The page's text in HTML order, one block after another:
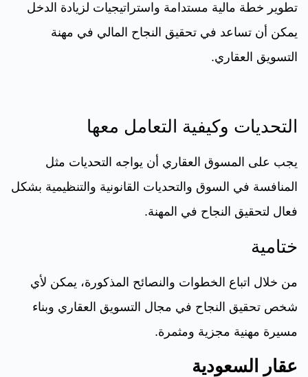
تطوير خطة مالية مستدامة واستراتيجيات لزيادة الدخل
يمكن أن تساعد في تحقيق النجاح المالي في مهنة
التسويق العقاري.
التحديات وكيفية التعامل معها
يجب على المسوق العقاري أن يواجه التحديات مثل
المنافسة في السوق والتحديات القانونية والتنظيمية بشكل
فعال لتحقيق النجاح في المهنة.
ختامية
من خلال اتباع الخطوات والنصائح المذكورة، يمكن لأي
شخص تحقيق النجاح في مجال التسويق العقاري وبناء
مسيرة مهنية مجزية ومثمرة.
عقار السعودية